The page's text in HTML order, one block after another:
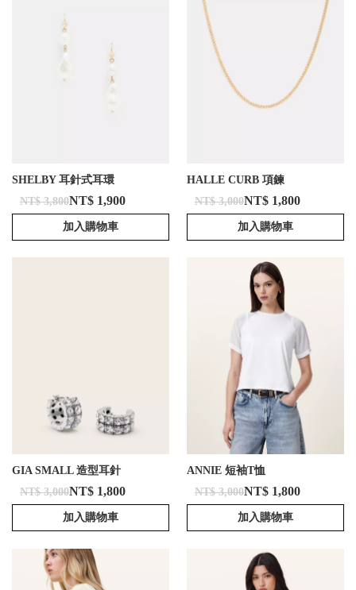
SHELBY 耳針式耳環
NT$ 3,800NT$ 1,900
加入購物車
HALLE CURB 項鍊
NT$ 3,000NT$ 1,800
加入購物車
GIA SMALL 造型耳針
NT$ 3,000NT$ 1,800
加入購物車
ANNIE 短袖T恤
NT$ 3,000NT$ 1,800
加入購物車